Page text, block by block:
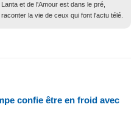
et de l'Amour est dans le pré,
la vie de ceux qui font l'actu télé.
confie être en froid avec